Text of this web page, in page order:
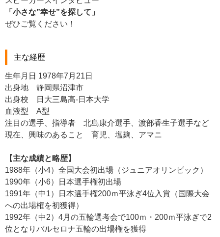
「小さな”幸せ”を探して」
ぜひご覧ください！
主な経歴
生年月日 1978年7月21日
出身地 静岡県沼津市
出身校 日大三島高-日本大学
血液型 A型
注目の選手、指導者 北島康介選手、渡部香生子選手など
現在、興味のあること 育児、塩麹、アマニ
【主な成績と略歴】
1988年（小4）全国大会初出場（ジュニアオリンピック）
1990年（小6）日本選手権初出場
1991年（中1）日本選手権200ｍ平泳ぎ4位入賞（国際大会
への出場権を初獲得）
1992年（中2）4月の五輪選考会で100ｍ・200ｍ平泳ぎで2
位となりバルセロナ五輪の出場権を獲得